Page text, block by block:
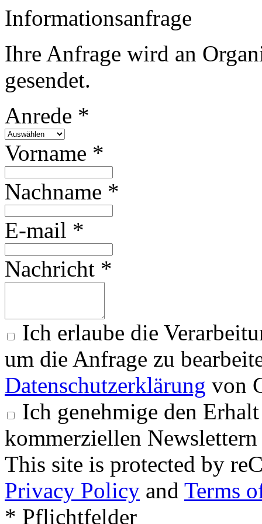
Informationsanfrage
Ihre Anfrage wird an
gesendet.
Anrede *
Vorname *
Nachname *
E-mail *
Nachricht *
Ich erlaube die
um die Anfrage zu
Datenschutzerklärung von
Ich genehmige den
kommerziellen
This site is protected by
Privacy Policy and Terms
* Pflichtfelder